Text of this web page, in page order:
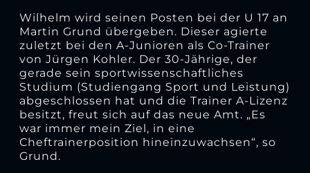
Wilhelm wird seinen Posten bei der U 17 an
Martin Grund übergeben. Dieser agierte
zuletzt bei den A-Junioren als Co-Trainer
von Jürgen Kohler. Der 30-Jährige, der
gerade sein sportwissenschaftliches
Studium (Studiengang Sport und Leistung)
abgeschlossen hat und die Trainer A-Lizenz
besitzt, freut sich auf das neue Amt. „Es
war immer mein Ziel, in eine
Cheftrainerposition hineinzuwachsen“, so
Grund.